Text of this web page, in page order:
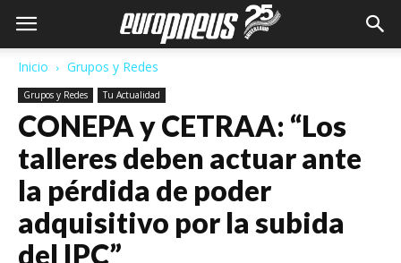
Inicio Grupos y Redes
Grupos y Redes Tu Actualidad
CONEPA y CETRAA: “Los
talleres deben actuar ante
la pérdida de poder
adquisitivo por la subida
del IPC”